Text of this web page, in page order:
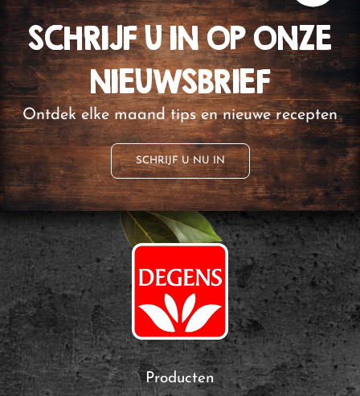
SCHRIJF U IN OP ONZE
NIEUWSBRIEF
Ontdek elke maand tips en nieuwe recepten
SCHRIJF U NU IN
Producten